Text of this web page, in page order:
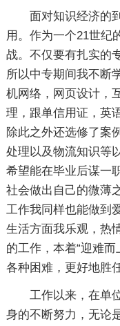
面对知识经济的
用。作为一个21世纪
战。不仅要有扎实的
所以中专期间我不断
机网络，网页设计，
理，跟单信用证，英
除此之外还选修了案
处理以及物流知识等
希望能在毕业后谋一
社会做出自己的微薄
工作我同样也能做到
生活方面我乐观，热
的工作，本着“迎难
各种困难，更好地胜
工作以来，在单
身的不断努力，无论